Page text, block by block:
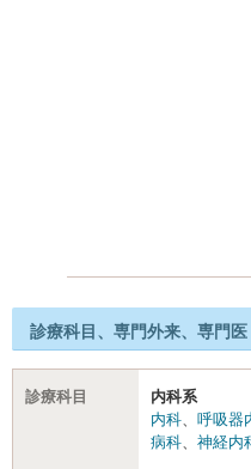
診療科目、専門外来、専門
診療科目
内科系
内科
呼吸器
病科
神経内